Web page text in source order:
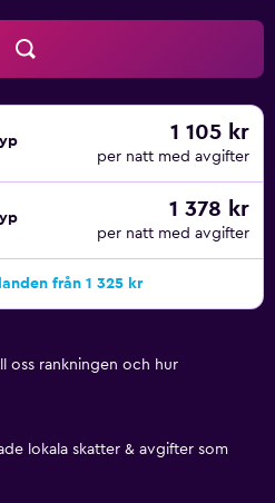
1 105 kr
per natt med avgifter
1 378 kr
per natt med avgifter
från 1 325 kr
oss rankningen och hur
lokala skatter & avgifter som